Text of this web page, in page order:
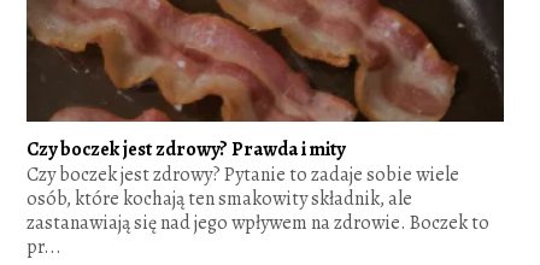
Czy boczek jest zdrowy? Prawda i mity
Czy boczek jest zdrowy? Pytanie to zadaje sobie wiele
osób, które kochają ten smakowity składnik, ale
zastanawiają się nad jego wpływem na zdrowie. Boczek to
pr...